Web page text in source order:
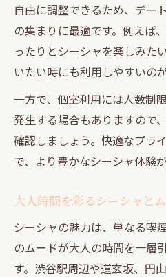
自由に調整できるため、デー
の集まりに最適です。例えば
ったりとシーシャを楽しみた
いたい時にも利用しやすいの
一方で、個室利用には人数制
発生する場合もありますので
確認しましょう。快適なプラ
で、より豊かなシーシャ体験
大人時間を彩るシーシャと
シーシャの魅力は、単なる喫
のムードが大人の時間を一層
す。渋谷駅周辺や道玄坂、円